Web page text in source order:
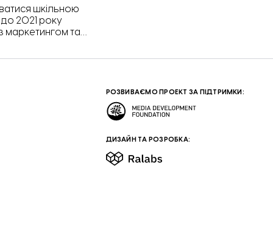
шкільною
2021 року
маркетингом та
РОЗВИВАЄМО ПРОЕКТ ЗА ПІДТРИМКИ:
ДИЗАЙН ТА РОЗРОБКА: